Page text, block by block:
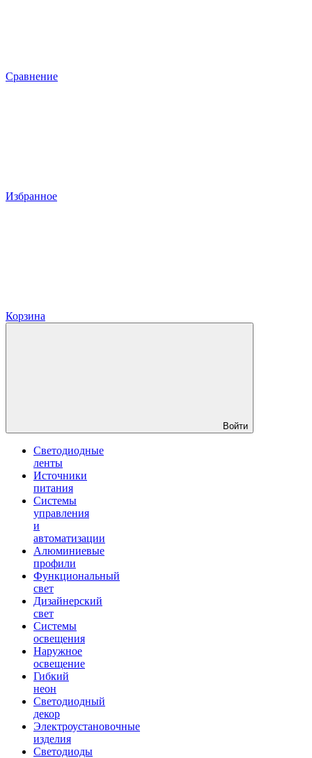
Сравнение
Избранное
Корзина
Войти
Светодиодные
ленты
Источники
питания
Системы
управления
и
автоматизации
Алюминиевые
профили
Функциональный
свет
Дизайнерский
свет
Системы
освещения
Наружное
освещение
Гибкий
неон
Светодиодный
декор
Электроустановочные
изделия
Светодиоды